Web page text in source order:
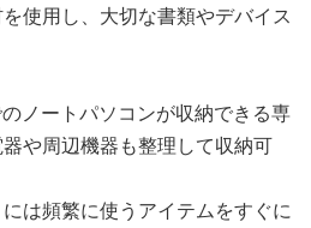
使用し、大切な書類やデバイス
ノートパソコンが収納できる専
や周辺機器も整理して収納可
は頻繁に使うアイテムをすぐに